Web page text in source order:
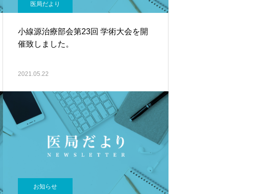
医局だより
小線源治療部会第23回 学術大会を開
催致しました。
2021.05.22
お知らせ